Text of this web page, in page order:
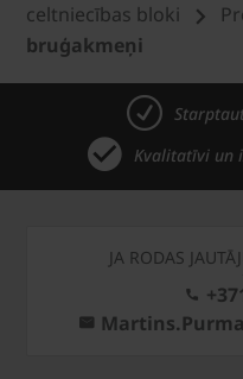
celtniecības bloki
bruģakmeņi
Kvalitatīvi un
JA RODAS